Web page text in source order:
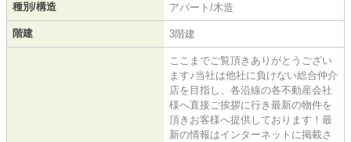
種別/構造 アパート/木造
階建 3階建
ここまでご覧頂きありがとうござい
ます♪当社は他社に負けない総合仲介
店を目指し、各沿線の各不動産会社
様へ直接ご挨拶に行き最新の物件を
頂きお客様へ提供しております！最
新の情報はインターネットに掲載さ